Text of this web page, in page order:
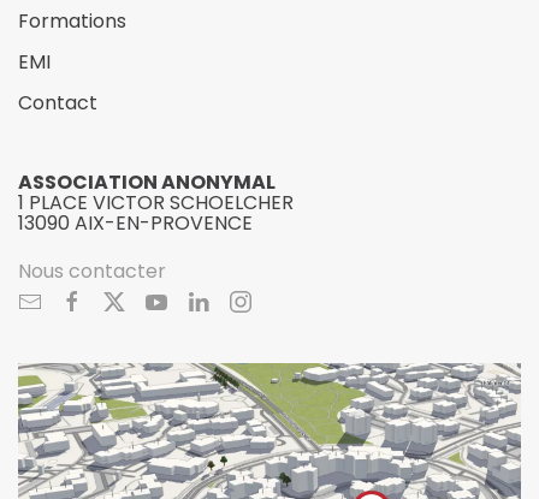
Formations
EMI
Contact
ASSOCIATION ANONYMAL
1 PLACE VICTOR SCHOELCHER
13090 AIX-EN-PROVENCE
Nous contacter